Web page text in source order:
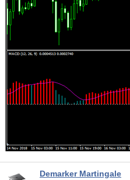
Demarker Martingale